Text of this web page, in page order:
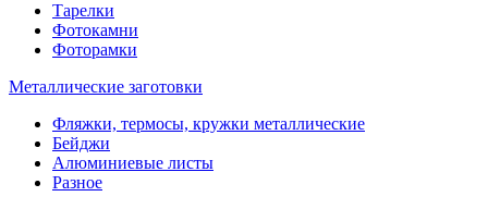
Тарелки
Фотокамни
Фоторамки
Металлические заготовки
Фляжки, термосы, кружки металлические
Бейджи
Алюминиевые листы
Разное